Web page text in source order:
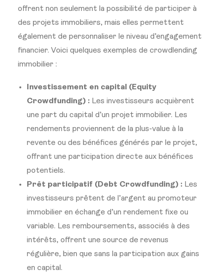
offrent non seulement la possibilité de participer à
des projets immobiliers, mais elles permettent
également de personnaliser le niveau d’engagement
financier. Voici quelques exemples de crowdlending
immobilier :
Investissement en capital (Equity
Crowdfunding) : Les investisseurs acquièrent
une part du capital d’un projet immobilier. Les
rendements proviennent de la plus-value à la
revente ou des bénéfices générés par le projet,
offrant une participation directe aux bénéfices
potentiels.
Prêt participatif (Debt Crowdfunding) : Les
investisseurs prêtent de l’argent au promoteur
immobilier en échange d’un rendement fixe ou
variable. Les remboursements, associés à des
intérêts, offrent une source de revenus
régulière, bien que sans la participation aux gains
en capital.